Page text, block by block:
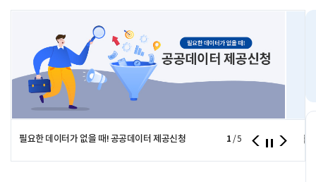
필요한 데이터가 없을 때! 공공데이터 제공신청 서
1 /5